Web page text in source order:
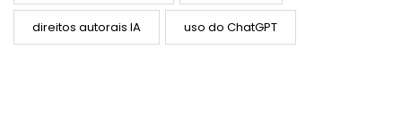
direitos autorais IA uso do ChatGPT